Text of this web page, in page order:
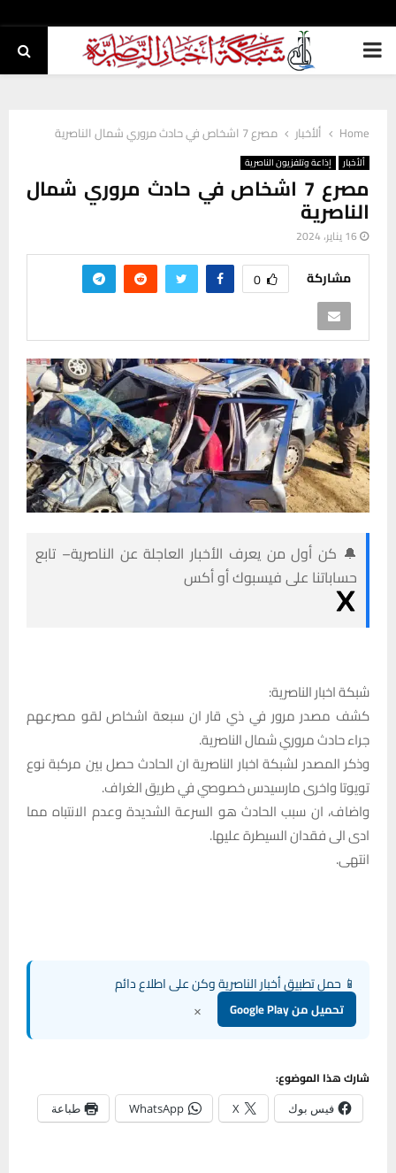
PRIMARY
Home ألأخبار مصرع 7 اشخاص في حادث مروري شمال الناصرية
ألأخبار إذاعة وتلفزيون الناصرية
مصرع 7 اشخاص في حادث مروري شمال
الناصرية
16 يناير، 2024
مشاركة 0
🔔 كن أول من يعرف الأخبار العاجلة عن الناصرية– تابع
حساباتنا على فيسبوك أو أكس
شبكة اخبار الناصرية:
كشف مصدر مرور في ذي قار ان سبعة اشخاص لقو مصرعهم
جراء حادث مروري شمال الناصرية.
وذكر المصدر لشبكة اخبار الناصرية ان الحادث حصل بين مركبة نوع
تويوتا واخرى مارسيدس خصوصي في طريق الغراف.
واضاف، ان سبب الحادث هو السرعة الشديدة وعدم الانتباه مما
ادى الى فقدان السيطرة عليها.
انتهى.
📱 حمل تطبيق أخبار الناصرية وكن على اطلاع دائم
تحميل من Google Play ×
شارك هذا الموضوع:
فيس بوك X
WhatsApp طباعة